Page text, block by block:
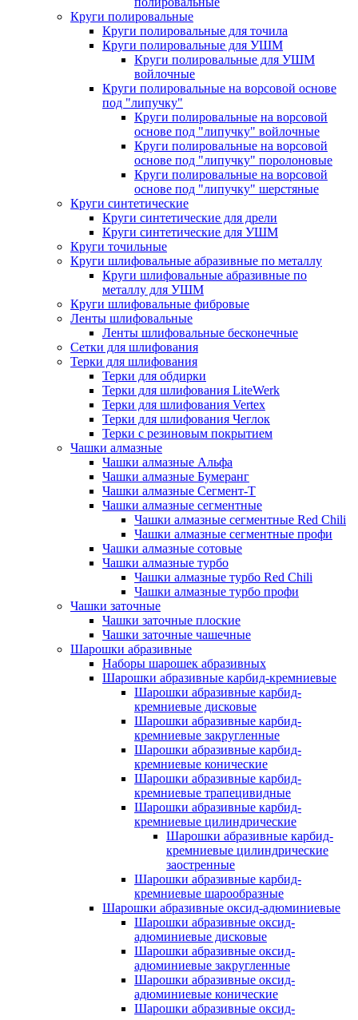
Круги полировальные
Круги полировальные для точила
Круги полировальные для УШМ
Круги полировальные для УШМ
войлочные
Круги полировальные на ворсовой основе
под "липучку"
Круги полировальные на ворсовой
основе под "липучку" войлочные
Круги полировальные на ворсовой
основе под "липучку" поролоновые
Круги полировальные на ворсовой
основе под "липучку" шерстяные
Круги синтетические
Круги синтетические для дрели
Круги синтетические для УШМ
Круги точильные
Круги шлифовальные абразивные по металлу
Круги шлифовальные абразивные по
металлу для УШМ
Круги шлифовальные фибровые
Ленты шлифовальные
Ленты шлифовальные бесконечные
Сетки для шлифования
Терки для шлифования
Терки для обдирки
Терки для шлифования LiteWerk
Терки для шлифования Vertex
Терки для шлифования Чеглок
Терки с резиновым покрытием
Чашки алмазные
Чашки алмазные Альфа
Чашки алмазные Бумеранг
Чашки алмазные Сегмент-Т
Чашки алмазные сегментные
Чашки алмазные сегментные Red Chili
Чашки алмазные сегментные профи
Чашки алмазные сотовые
Чашки алмазные турбо
Чашки алмазные турбо Red Chili
Чашки алмазные турбо профи
Чашки заточные
Чашки заточные плоские
Чашки заточные чашечные
Шарошки абразивные
Наборы шарошек абразивных
Шарошки абразивные карбид-кремниевые
Шарошки абразивные карбид-
кремниевые дисковые
Шарошки абразивные карбид-
кремниевые закругленные
Шарошки абразивные карбид-
кремниевые конические
Шарошки абразивные карбид-
кремниевые трапецивидные
Шарошки абразивные карбид-
кремниевые цилиндрические
Шарошки абразивные карбид-
кремниевые цилиндрические
заостренные
Шарошки абразивные карбид-
кремниевые шарообразные
Шарошки абразивные оксид-адюминиевые
Шарошки абразивные оксид-
адюминиевые дисковые
Шарошки абразивные оксид-
адюминиевые закругленные
Шарошки абразивные оксид-
адюминиевые конические
Шарошки абразивные оксид-